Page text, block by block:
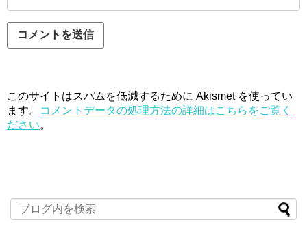
このサイトはスパムを低減するために Akismet を使ってい
ます。
コメントデータの処理方法の詳細はこちらをご覧く
ださい。